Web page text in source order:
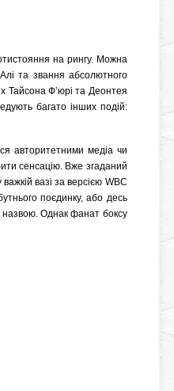
на рингу. Можна
та звання абсолютного
Тайсона Ф’юрі та Деонтея
багато інших подій:
авторитетними медіа чи
сенсацію. Вже згаданий
вазі за версією WBC
поєдинку, або десь
назвою. Однак фанат боксу